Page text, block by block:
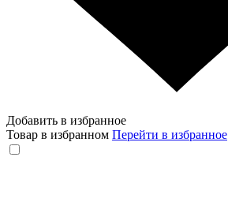
Добавить в избранное
Товар в избранном Перейти в избранное